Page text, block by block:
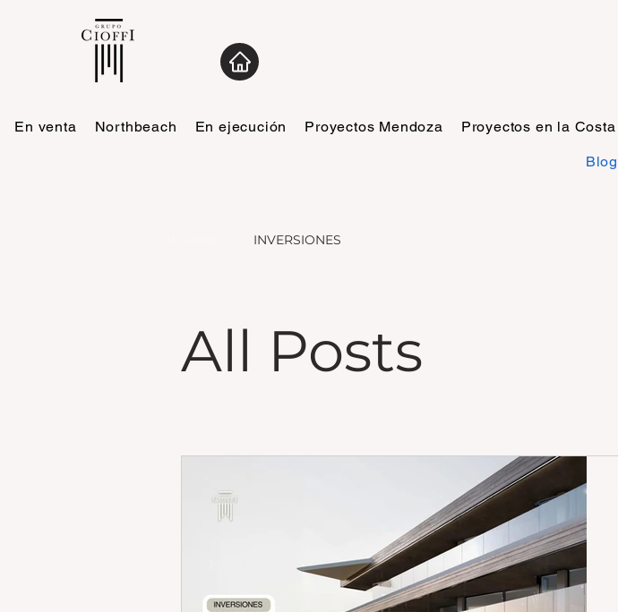
En venta Northbeach En ejecución Proyectos Mendoza Proyectos en la Costa
Blog
INVERSIONES
All Posts